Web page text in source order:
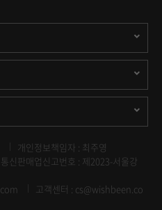
개인정보책임자 : 최주영
통신판매업신고번호 : 제2023-서울강
고객센터 : cs@wishbeen.co